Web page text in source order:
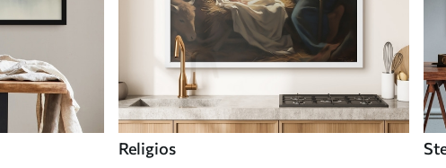
Religios